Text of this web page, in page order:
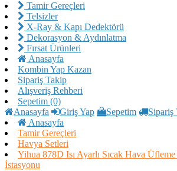
Tamir Gereçleri
Telsizler
X-Ray & Kapı Dedektörü
Dekorasyon & Aydınlatma
Fırsat Ürünleri
Anasayfa
Kombin Yap Kazan
Sipariş Takip
Alışveriş Rehberi
Sepetim (0)
Anasayfa
Giriş Yap Sepetim Sipariş
Anasayfa
Tamir Gereçleri
Havya Setleri
Yihua 878D Isı Ayarlı Sıcak Hava
İstasyonu